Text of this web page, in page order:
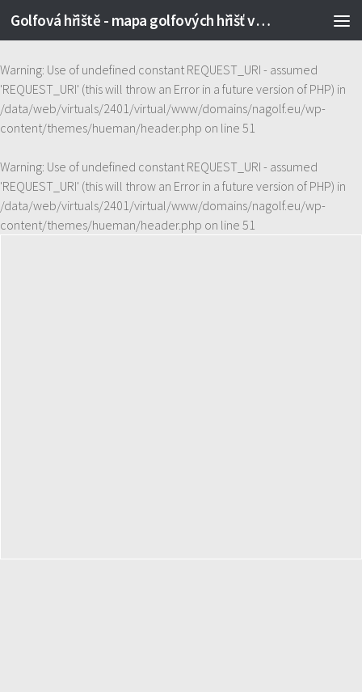
Skip to content Golfová hřiště - mapa golfových hřišť v ČR
Warning: Use of undefined constant REQUEST_URI - assumed
'REQUEST_URI' (this will throw an Error in a future version of PHP) in
/data/web/virtuals/2401/virtual/www/domains/nagolf.eu/wp-
content/themes/hueman/header.php on line 51
Warning: Use of undefined constant REQUEST_URI - assumed
'REQUEST_URI' (this will throw an Error in a future version of PHP) in
/data/web/virtuals/2401/virtual/www/domains/nagolf.eu/wp-
content/themes/hueman/header.php on line 51